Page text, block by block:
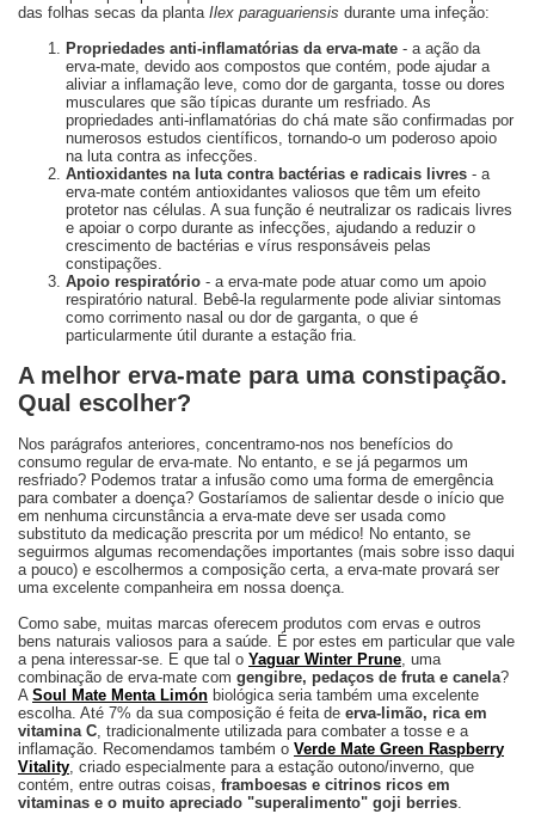
das folhas secas da planta Ilex paraguariensis durante uma infeção:
Propriedades anti-inflamatórias da erva-mate - a ação da
erva-mate, devido aos compostos que contém, pode ajudar a
aliviar a inflamação leve, como dor de garganta, tosse ou dores
musculares que são típicas durante um resfriado. As
propriedades anti-inflamatórias do chá mate são confirmadas por
numerosos estudos científicos, tornando-o um poderoso apoio
na luta contra as infecções.
Antioxidantes na luta contra bactérias e radicais livres - a
erva-mate contém antioxidantes valiosos que têm um efeito
protetor nas células. A sua função é neutralizar os radicais livres
e apoiar o corpo durante as infecções, ajudando a reduzir o
crescimento de bactérias e vírus responsáveis pelas
constipações.
Apoio respiratório - a erva-mate pode atuar como um apoio
respiratório natural. Bebê-la regularmente pode aliviar sintomas
como corrimento nasal ou dor de garganta, o que é
particularmente útil durante a estação fria.
A melhor erva-mate para uma constipação.
Qual escolher?
Nos parágrafos anteriores, concentramo-nos nos benefícios do
consumo regular de erva-mate. No entanto, e se já pegarmos um
resfriado? Podemos tratar a infusão como uma forma de emergência
para combater a doença? Gostaríamos de salientar desde o início que
em nenhuma circunstância a erva-mate deve ser usada como
substituto da medicação prescrita por um médico! No entanto, se
seguirmos algumas recomendações importantes (mais sobre isso daqui
a pouco) e escolhermos a composição certa, a erva-mate provará ser
uma excelente companheira em nossa doença.
Como sabe, muitas marcas oferecem produtos com ervas e outros
bens naturais valiosos para a saúde. É por estes em particular que vale
a pena interessar-se. E que tal o Yaguar Winter Prune, uma
combinação de erva-mate com gengibre, pedaços de fruta e canela?
A Soul Mate Menta Limón biológica seria também uma excelente
escolha. Até 7% da sua composição é feita de erva-limão, rica em
vitamina C, tradicionalmente utilizada para combater a tosse e a
inflamação. Recomendamos também o Verde Mate Green Raspberry
Vitality, criado especialmente para a estação outono/inverno, que
contém, entre outras coisas, framboesas e citrinos ricos em
vitaminas e o muito apreciado "superalimento" goji berries.